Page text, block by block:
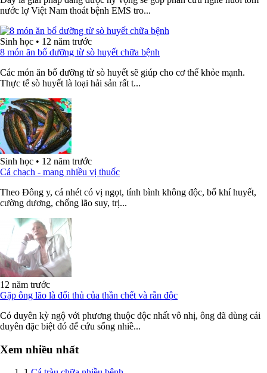
nước lợ Việt Nam thoát bệnh EMS tro...
Sinh học • 12 năm trước
8 món ăn bổ dưỡng từ sò huyết chữa bệnh
Các món ăn bổ dưỡng từ sò huyết sẽ giúp cho cơ thể khỏe mạnh.
Thực tế sò huyết là loại hải sản rất t...
Sinh học • 12 năm trước
Cá chạch - mang nhiều vị thuốc
Theo Đông y, cá nhét có vị ngọt, tính bình không độc, bổ khí huyết,
cường dương, chống lão suy, trị...
12 năm trước
Gặp ông lão là đối thủ của thần chết và rắn độc
Có duyên kỳ ngộ với phương thuộc độc nhất vô nhị, ông đã dùng cái
duyên đặc biệt đó để cứu sống nhiề...
Xem nhiều nhất